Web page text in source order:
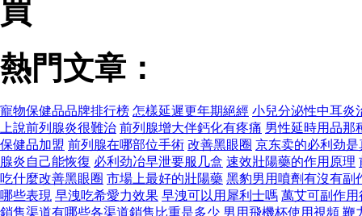
買
熱門文章：
寵物保健品品牌排行榜 怎樣延遲更年期絕經 小兒分泌性中耳炎
上說前列腺炎很難治 前列腺增大伴鈣化有疼痛 男性延時用品那
保健品加盟 前列腺在哪部位手術 改善黑眼圈 京东卖的必利劲是
腺炎自己能恢復 必利劲冶早泄要服几盒 速效壯陽藥的作用原理
吃什麼改善黑眼圈 市場上最好的壯陽藥 黑豹男用噴劑有沒有副
哪些表現 早洩吃希愛力效果 早洩可以用犀利士嗎 萬艾可副作用
銷售渠道有哪些各渠道銷售比重是多少 男用飛機杯使用視頻 鞭